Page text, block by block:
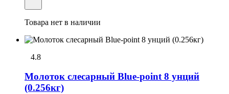
Товара нет в наличии
4.8
Молоток слесарный Blue-point 8 унций
(0.256кг)